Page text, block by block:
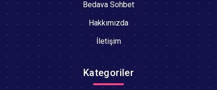
Bedava Sohbet
Hakkımızda
İletişim
Kategoriler